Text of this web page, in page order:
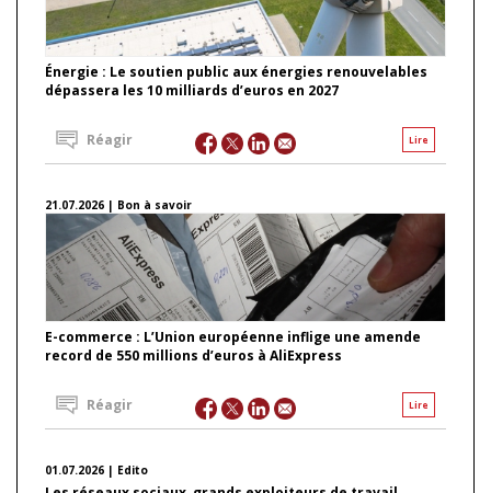
Énergie : Le soutien public aux énergies renouvelables
dépassera les 10 milliards d’euros en 2027
Lire
Réagir
21.07.2026 | Bon à savoir
E-commerce : L’Union européenne inflige une amende
record de 550 millions d’euros à AliExpress
Lire
Réagir
01.07.2026 | Edito